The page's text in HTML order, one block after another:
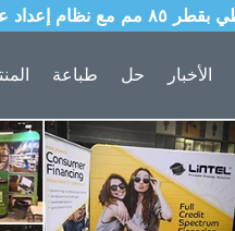
طباعة حل الأخبار